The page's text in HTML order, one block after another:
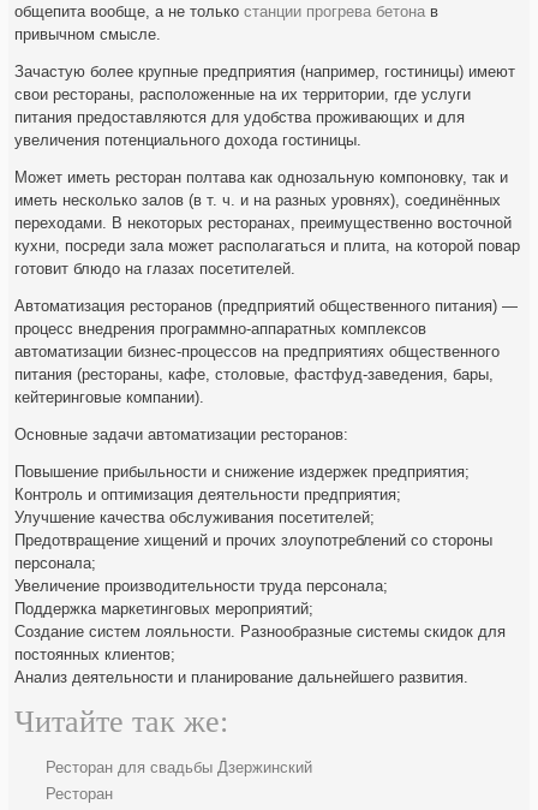
общепита вообще, а не толькостанции прогрева бетона в
привычном смысле.
Зачастую более крупные предприятия (например, гостиницы) имеют
свои рестораны, расположенные на их территории, где услуги
питания предоставляются для удобства проживающих и для
увеличения потенциального дохода гостиницы.
Может иметь ресторан полтава как однозальную компоновку, так и
иметь несколько залов (в т. ч. и на разных уровнях), соединённых
переходами. В некоторых ресторанах, преимущественно восточной
кухни, посреди зала может располагаться и плита, на которой повар
готовит блюдо на глазах посетителей.
Автоматизация ресторанов (предприятий общественного питания) —
процесс внедрения программно-аппаратных комплексов
автоматизации бизнес-процессов на предприятиях общественного
питания (рестораны, кафе, столовые, фастфуд-заведения, бары,
кейтеринговые компании).
Основные задачи автоматизации ресторанов:
Повышение прибыльности и снижение издержек предприятия;
Контроль и оптимизация деятельности предприятия;
Улучшение качества обслуживания посетителей;
Предотвращение хищений и прочих злоупотреблений со стороны
персонала;
Увеличение производительности труда персонала;
Поддержка маркетинговых мероприятий;
Создание систем лояльности. Разнообразные системы скидок для
постоянных клиентов;
Анализ деятельности и планирование дальнейшего развития.
Читайте так же:
Ресторан для свадьбы Дзержинский
Ресторан